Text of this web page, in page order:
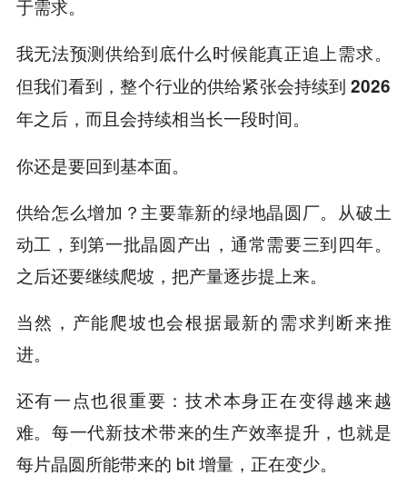
于需求。
我无法预测供给到底什么时候能真正追上需求。
但我们看到，整个行业的供给紧张会持续到 2026
年之后，而且会持续相当长一段时间。
你还是要回到基本面。
供给怎么增加？主要靠新的绿地晶圆厂。从破土
动工，到第一批晶圆产出，通常需要三到四年。
之后还要继续爬坡，把产量逐步提上来。
当然，产能爬坡也会根据最新的需求判断来推
进。
还有一点也很重要：技术本身正在变得越来越
难。每一代新技术带来的生产效率提升，也就是
每片晶圆所能带来的 bit 增量，正在变少。